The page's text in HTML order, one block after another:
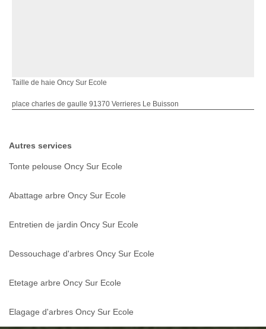
Taille de haie Oncy Sur Ecole
place charles de gaulle 91370 Verrieres Le Buisson
Autres services
Tonte pelouse Oncy Sur Ecole
Abattage arbre Oncy Sur Ecole
Entretien de jardin Oncy Sur Ecole
Dessouchage d'arbres Oncy Sur Ecole
Etetage arbre Oncy Sur Ecole
Elagage d'arbres Oncy Sur Ecole